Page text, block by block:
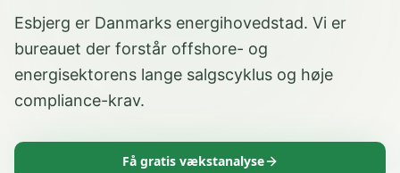
Esbjerg er Danmarks energihovedstad. Vi er
bureauet der forstår offshore- og
energisektorens lange salgscyklus og høje
compliance-krav.
Få gratis vækstanalyse